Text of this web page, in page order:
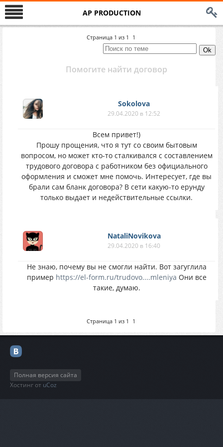
AP PRODUCTION
Страница 1 из 1 1
Помогите найти договор
Sokolova
29.04.2020 в 12:52
Всем привет!)
Прошу прощения, что я тут со своим бытовым
вопросом, но может кто-то сталкивался с составлением
трудового договора с работником без официального
оформления и сможет мне помочь. Интересует, где вы
брали сам бланк договора? В сети какую-то ерунду
только выдает и недействительные ссылки.
NataliNovikova
29.04.2020 в 16:40
Не знаю, почему вы не смогли найти. Вот загуглила
пример https://el-form.ru/trudovo....mleniya Они все
такие, думаю.
Страница 1 из 1 1
Полная версия сайта
Хостинг от uCoz